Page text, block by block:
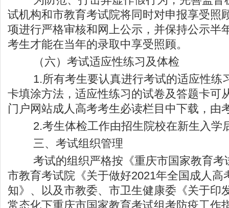
试机构和市教育考试院将同时对申报享受照
项进行严格审核和网上公示，并保持公示半
考生才能在当年的录取中享受照顾。
（六）考试适应性练习及体检
1.所有考生要认真进行考试的适应性练
卡填涂方法，适应性练习的试卷及答题卡可
门户网站成人高考考生必读栏目中下载，由
2.考生体检工作由招生院校在新生入学
三、考试组织管理
考试的组织严格按《重庆市国家教育考
市教育考试院《关于做好2021年全国成人高
知》、以及市教委、市卫生健康委《关于印
常态化下重庆市国家教育考试组考防疫工作